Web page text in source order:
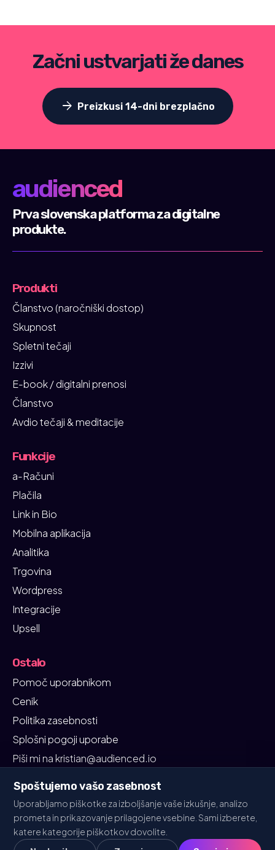
Začni ustvarjati že danes
arrow_forward Preizkusi 14-dni brezplačno
audienced
Prva slovenska platforma za digitalne
produkte.
Produkti
Članstvo (naročniški dostop)
Skupnost
Spletni tečaji
Izzivi
E-book / digitalni prenosi
Članstvo
Avdio tečaji & meditacije
Funkcije
a-Računi
Plačila
Link in Bio
Mobilna aplikacija
Analitika
Trgovina
Wordpress
Integracije
Upsell
Ostalo
Pomoč uporabnikom
Cenik
Politika zasebnosti
Splošni pogoji uporabe
Piši mi na kristian@audienced.io
© 2026 Vse pravice pridržaneaudienced
Spoštujemo vašo zasebnost
Uporabljamo piškotke za izboljšanje vaše izkušnje, analizo
prometa in prikazovanje prilagojene vsebine. Sami izberete,
katere kategorije piškotkov dovolite.